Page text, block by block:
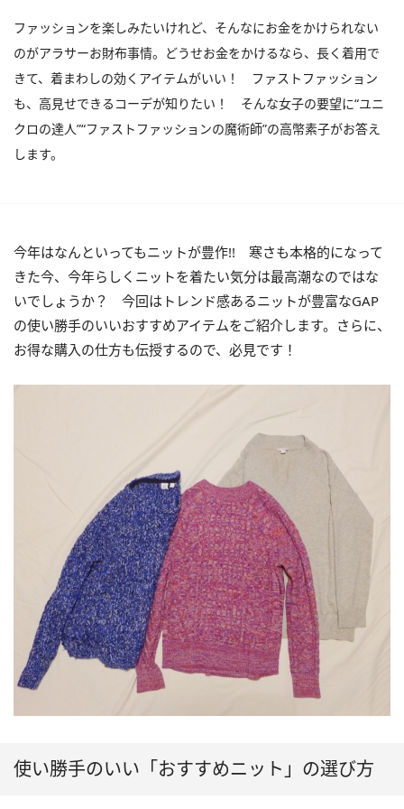
ファッションを楽しみたいけれど、そんなにお金をかけられない
のがアラサーお財布事情。どうせお金をかけるなら、長く着用で
きて、着まわしの効くアイテムがいい！ ファストファッション
も、高見せできるコーデが知りたい！ そんな女子の要望に“ユニ
クロの達人”“ファストファッションの魔術師”の高幣素子がお答え
します。
今年はなんといってもニットが豊作!! 寒さも本格的になって
きた今、今年らしくニットを着たい気分は最高潮なのではな
いでしょうか？ 今回はトレンド感あるニットが豊富なGAP
の使い勝手のいいおすすめアイテムをご紹介します。さらに、
お得な購入の仕方も伝授するので、必見です！
使い勝手のいい「おすすめニット」の選び方